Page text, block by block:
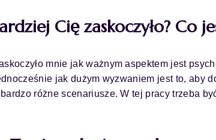
Cię zaskoczyło? Co
mnie jak ważnym aspektem jest
jak dużym wyzwaniem jest to, aby
różne scenariusze. W tej pracy trzeba